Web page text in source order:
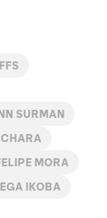
SURMAN
CHARA
MORA
IKOBA